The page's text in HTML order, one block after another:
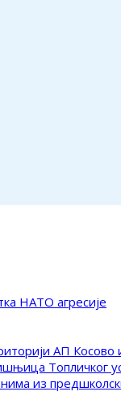
НАТО агресије
АП Косово
Топличког
из